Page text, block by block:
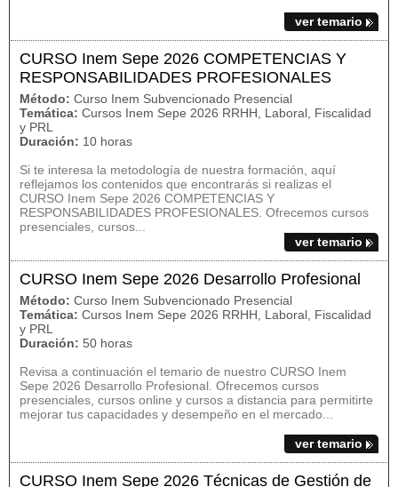
ver temario
CURSO Inem Sepe 2026 COMPETENCIAS Y
RESPONSABILIDADES PROFESIONALES
Método: Curso Inem Subvencionado Presencial
Temática: Cursos Inem Sepe 2026 RRHH, Laboral, Fiscalidad
y PRL
Duración: 10 horas
Si te interesa la metodología de nuestra formación, aquí
reflejamos los contenidos que encontrarás si realizas el
CURSO Inem Sepe 2026 COMPETENCIAS Y
RESPONSABILIDADES PROFESIONALES. Ofrecemos cursos
presenciales, cursos...
ver temario
CURSO Inem Sepe 2026 Desarrollo Profesional
Método: Curso Inem Subvencionado Presencial
Temática: Cursos Inem Sepe 2026 RRHH, Laboral, Fiscalidad
y PRL
Duración: 50 horas
Revisa a continuación el temario de nuestro CURSO Inem
Sepe 2026 Desarrollo Profesional. Ofrecemos cursos
presenciales, cursos online y cursos a distancia para permitirte
mejorar tus capacidades y desempeño en el mercado...
ver temario
CURSO Inem Sepe 2026 Técnicas de Gestión de